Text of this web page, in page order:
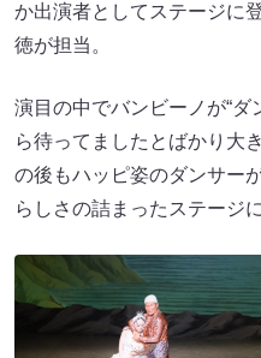
か出演者としてステージに
徳が担当。
演目の中でバンビーノが“ダ
ら待ってましたとばかり大
の後もハッピ姿のダンサー
らしさの詰まったステージ